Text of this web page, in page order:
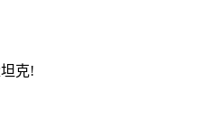
克!